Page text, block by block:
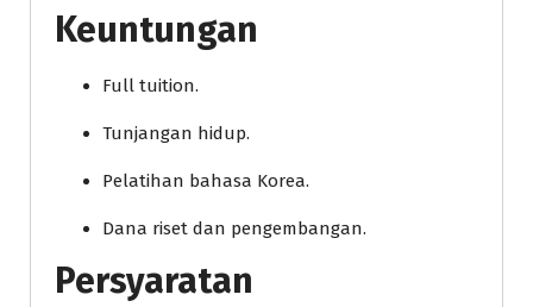
Keuntungan
Full tuition.
Tunjangan hidup.
Pelatihan bahasa Korea.
Dana riset dan pengembangan.
Persyaratan